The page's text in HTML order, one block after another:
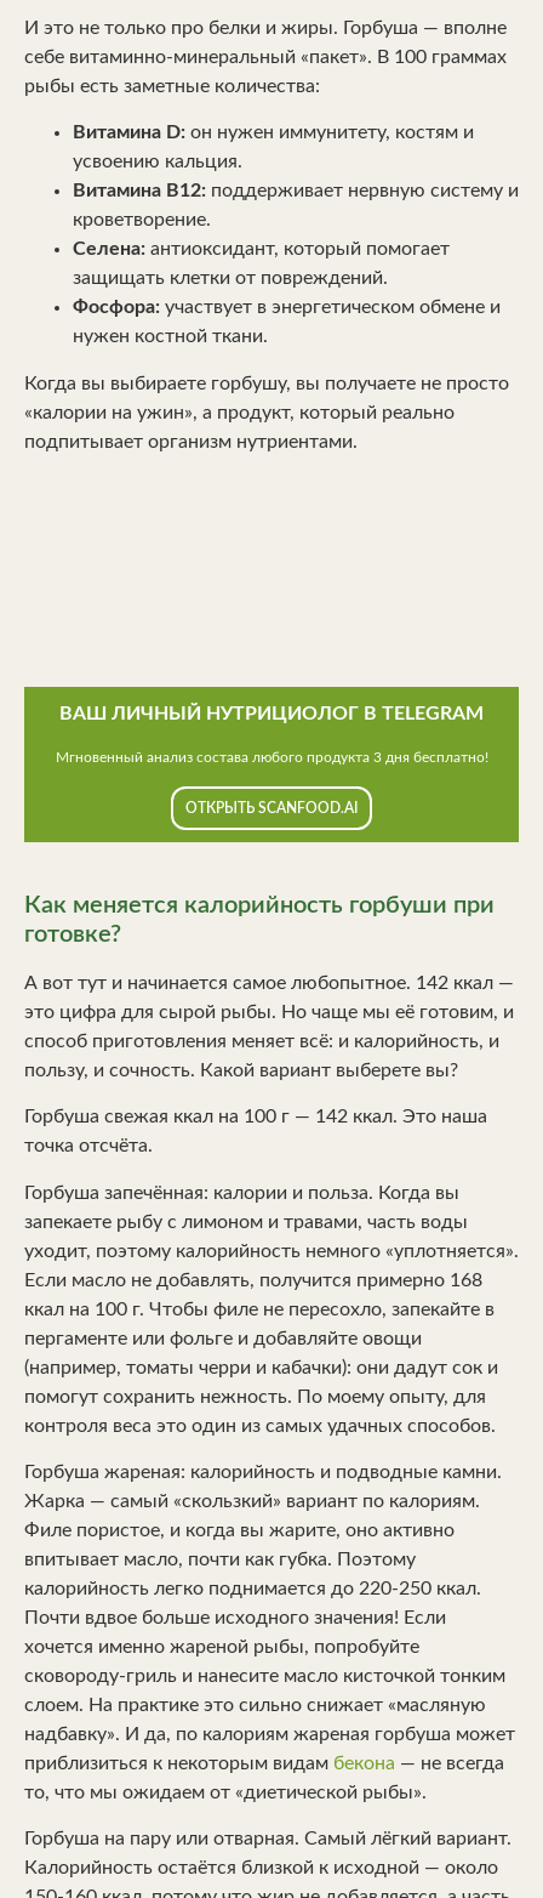
И это не только про белки и жиры. Горбуша — вполне
себе витаминно-минеральный «пакет». В 100 граммах
рыбы есть заметные количества:
Витамина D: он нужен иммунитету, костям и
усвоению кальция.
Витамина B12: поддерживает нервную систему и
кроветворение.
Селена: антиоксидант, который помогает
защищать клетки от повреждений.
Фосфора: участвует в энергетическом обмене и
нужен костной ткани.
Когда вы выбираете горбушу, вы получаете не просто
«калории на ужин», а продукт, который реально
подпитывает организм нутриентами.
ВАШ ЛИЧНЫЙ НУТРИЦИОЛОГ В TELEGRAM
Мгновенный анализ состава любого продукта 3 дня бесплатно!
ОТКРЫТЬ SCANFOOD.AI
Как меняется калорийность горбуши при
готовке?
А вот тут и начинается самое любопытное. 142 ккал —
это цифра для сырой рыбы. Но чаще мы её готовим, и
способ приготовления меняет всё: и калорийность, и
пользу, и сочность. Какой вариант выберете вы?
Горбуша свежая ккал на 100 г — 142 ккал. Это наша
точка отсчёта.
Горбуша запечённая: калории и польза. Когда вы
запекаете рыбу с лимоном и травами, часть воды
уходит, поэтому калорийность немного «уплотняется».
Если масло не добавлять, получится примерно 168
ккал на 100 г. Чтобы филе не пересохло, запекайте в
пергаменте или фольге и добавляйте овощи
(например, томаты черри и кабачки): они дадут сок и
помогут сохранить нежность. По моему опыту, для
контроля веса это один из самых удачных способов.
Горбуша жареная: калорийность и подводные камни.
Жарка — самый «скользкий» вариант по калориям.
Филе пористое, и когда вы жарите, оно активно
впитывает масло, почти как губка. Поэтому
калорийность легко поднимается до 220-250 ккал.
Почти вдвое больше исходного значения! Если
хочется именно жареной рыбы, попробуйте
сковороду-гриль и нанесите масло кисточкой тонким
слоем. На практике это сильно снижает «масляную
надбавку». И да, по калориям жареная горбуша может
приблизиться к некоторым видам бекона — не всегда
то, что мы ожидаем от «диетической рыбы».
Горбуша на пару или отварная. Самый лёгкий вариант.
Калорийность остаётся близкой к исходной — около